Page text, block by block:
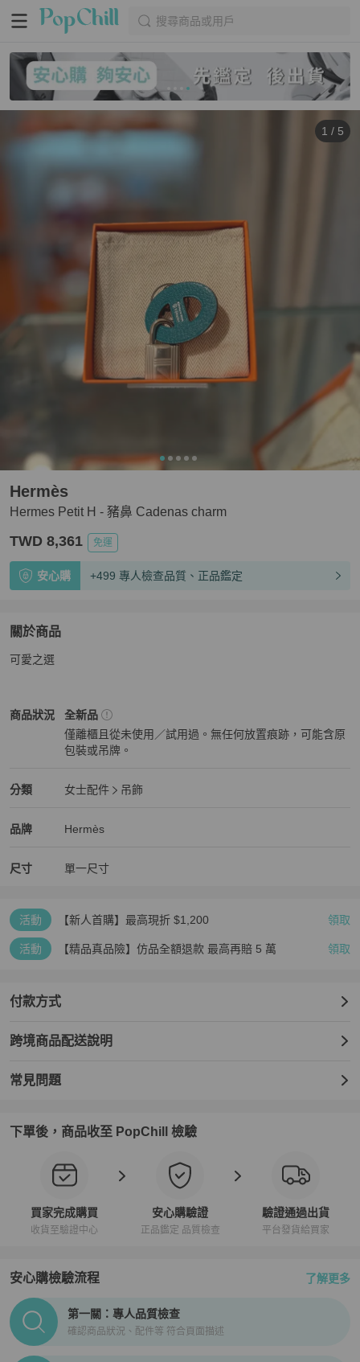
搜尋商品或用戶
1 / 5
Hermes Petit H - 豬鼻 Cadenas charm
Hermès
TWD 8,361 免運
安心購 +499 專人檢查品質、正品鑑定
關於商品
關於Hermes Petit H - 豬鼻 Cadenas charm
可愛之選
商品狀況
Hermès女士配件商品狀態與細節
全新品
僅離櫃且從未使用／試用過。無任何放置痕跡，可能含原
包裝或吊牌。
分類
Hermès 女士配件分類資訊
女士配件
吊飾
品牌
Hermès 精品女士配件
Hermès
Hermès 推薦清單
尺寸 單一尺寸
活動 【新人首購】最高現折 $1,200 領取
活動 【精品真品險】仿品全額退款 最高再賠 5 萬 領取
付款方式
跨境商品配送說明
常見問題
下單後，商品收至 PopChill 檢驗
買家完成購買
收貨至驗證中心
安心購驗證
正品鑑定 品質檢查
驗證通過出貨
平台發貨給買家
安心購檢驗流程 了解更多
PopChill拍拍圈正品驗證、安心購檢驗流程介紹
第一關：專人品質檢查
確認商品狀況、配件等 符合頁面描述